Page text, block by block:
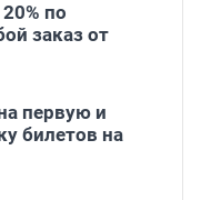
по
заказ от
первую и
билетов на